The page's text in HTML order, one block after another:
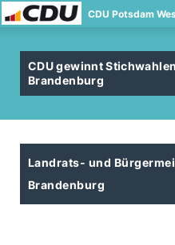
CDU Potsdam
CDU gewinnt
Brandenburg
Landrats- und
Brandenburg